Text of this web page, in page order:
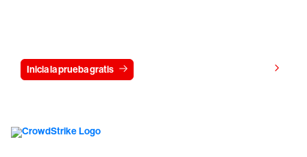
Inicia la prueba gratis